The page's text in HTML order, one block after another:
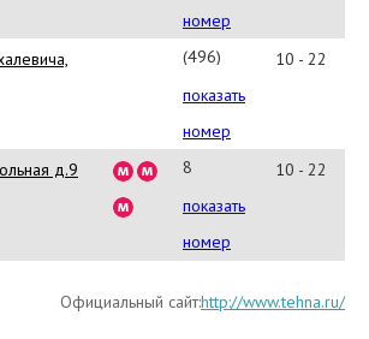
3951
номер
(496)
467-
4327
показать
номер
10 - 22
д.9
8
(496)467-
35-
показать
номер
10 - 22
Официальный сайт:http://www.tehna.ru/